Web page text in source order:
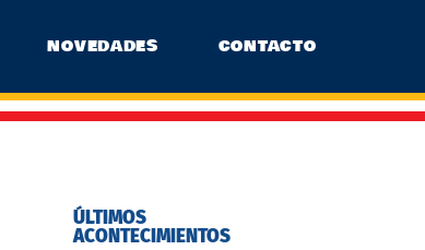
NOVEDADES CONTACTO
ÚLTIMOS
ACONTECIMIENTOS